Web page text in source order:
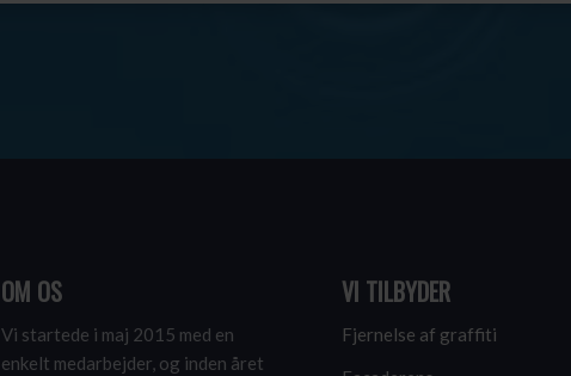
OM OS
Vi startede i maj 2015 med en
enkelt medarbejder, og inden året
VI TILBYDER
Fjernelse af graffiti